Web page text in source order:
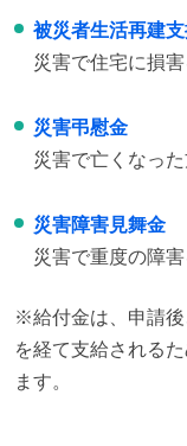
被災者生活再建
災害で住宅に損
災害弔慰金
災害で亡くなっ
災害障害見舞金
災害で重度の障
※給付金は、申請
を経て支給される
ます。